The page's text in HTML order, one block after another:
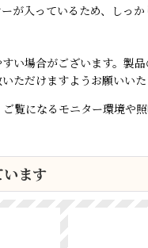
が入っているため、しっ
い場合がございます。製
ただけますようお願いい
になるモニター環境や
ます